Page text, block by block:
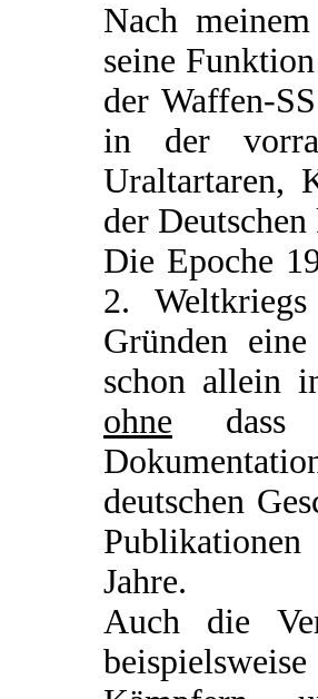
Nach
seine
der Waffen-
in der
Uraltartaren,
der
Die Epoche
2.
Gründen
schon allein
ohne dass
deutschen
Jahre.
Auch die